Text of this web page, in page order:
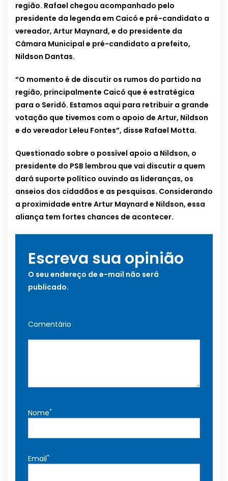
região. Rafael chegou acompanhado pelo
presidente da legenda em Caicó e pré-candidato a
vereador, Artur Maynard, e do presidente da
Câmara Municipal e pré-candidato a prefeito,
Nildson Dantas.
“O momento é de discutir os rumos do partido na
região, principalmente Caicó que é estratégica
para o Seridó. Estamos aqui para retribuir a grande
votação que tivemos com o apoio de Artur, Nildson
e do vereador Leleu Fontes”, disse Rafael Motta.
Questionado sobre o possível apoio a Nildson, o
presidente do PSB lembrou que vai discutir a quem
dará suporte político ouvindo as lideranças, os
anseios dos cidadãos e as pesquisas. Considerando
a proximidade entre Artur Maynard e Nildson, essa
aliança tem fortes chances de acontecer.
Escreva sua opinião
O seu endereço de e-mail não será
publicado.
Comentário
Nome*
Email*